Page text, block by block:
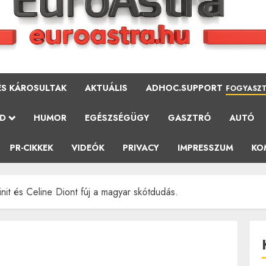
KÁROSULTAK AKTUÁLIS ADHOC.SUPPORT
HUMOR EGÉSZSÉGÜGY GASZTRÓ AUTÓ
PR-CIKKEK VIDEÓK PRIVACY IMPRESSZUM
és Celine Diont fúj a magyar skótdudás.